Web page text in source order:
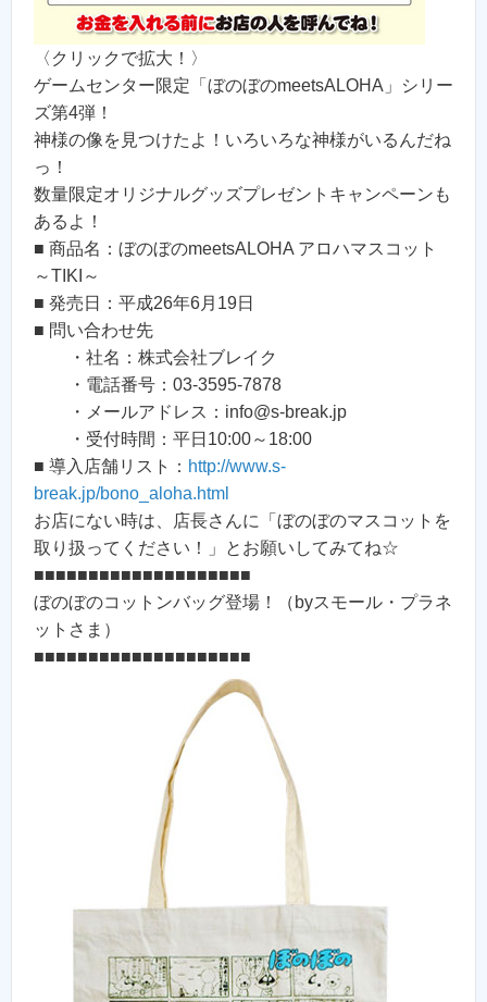
〈クリックで拡大！〉
ゲームセンター限定「ぼのぼのmeetsALOHA」シリー
ズ第4弾！
神様の像を見つけたよ！いろいろな神様がいるんだね
っ！
数量限定オリジナルグッズプレゼントキャンペーンも
あるよ！
■ 商品名：ぼのぼのmeetsALOHA アロハマスコット
～TIKI～
■ 発売日：平成26年6月19日
■ 問い合わせ先
・社名：株式会社ブレイク
・電話番号：03-3595-7878
・メールアドレス：info@s-break.jp
・受付時間：平日10:00～18:00
■ 導入店舗リスト： http://www.s-
break.jp/bono_aloha.html
お店にない時は、店長さんに「ぼのぼのマスコットを
取り扱ってください！」とお願いしてみてね☆
■■■■■■■■■■■■■■■■■■■■
ぼのぼのコットンバッグ登場！（byスモール・プラネ
ットさま）
■■■■■■■■■■■■■■■■■■■■